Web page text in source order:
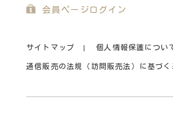
会員ページログイン
サイトマップ 個人情報保護につい
通信販売の法規（訪問販売法）に基づく